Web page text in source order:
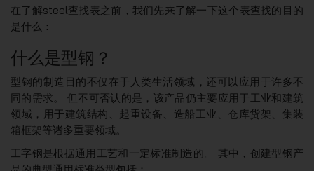
在了解steel查找表之前，我们先来了解一下这个表查找的目的
是什么：
什么是型钢？
型钢的制造目的不仅在于人类生活领域，还可以应用于许多不
同的需求。 但不可否认的是，该产品仍主要应用于工业和建筑
领域，用于建筑结构、起重设备、造船工业、仓库货架、集装
箱框架等诸多重要领域。
工字钢是根据通用工艺和一定标准制造的。 其中，创建型钢产